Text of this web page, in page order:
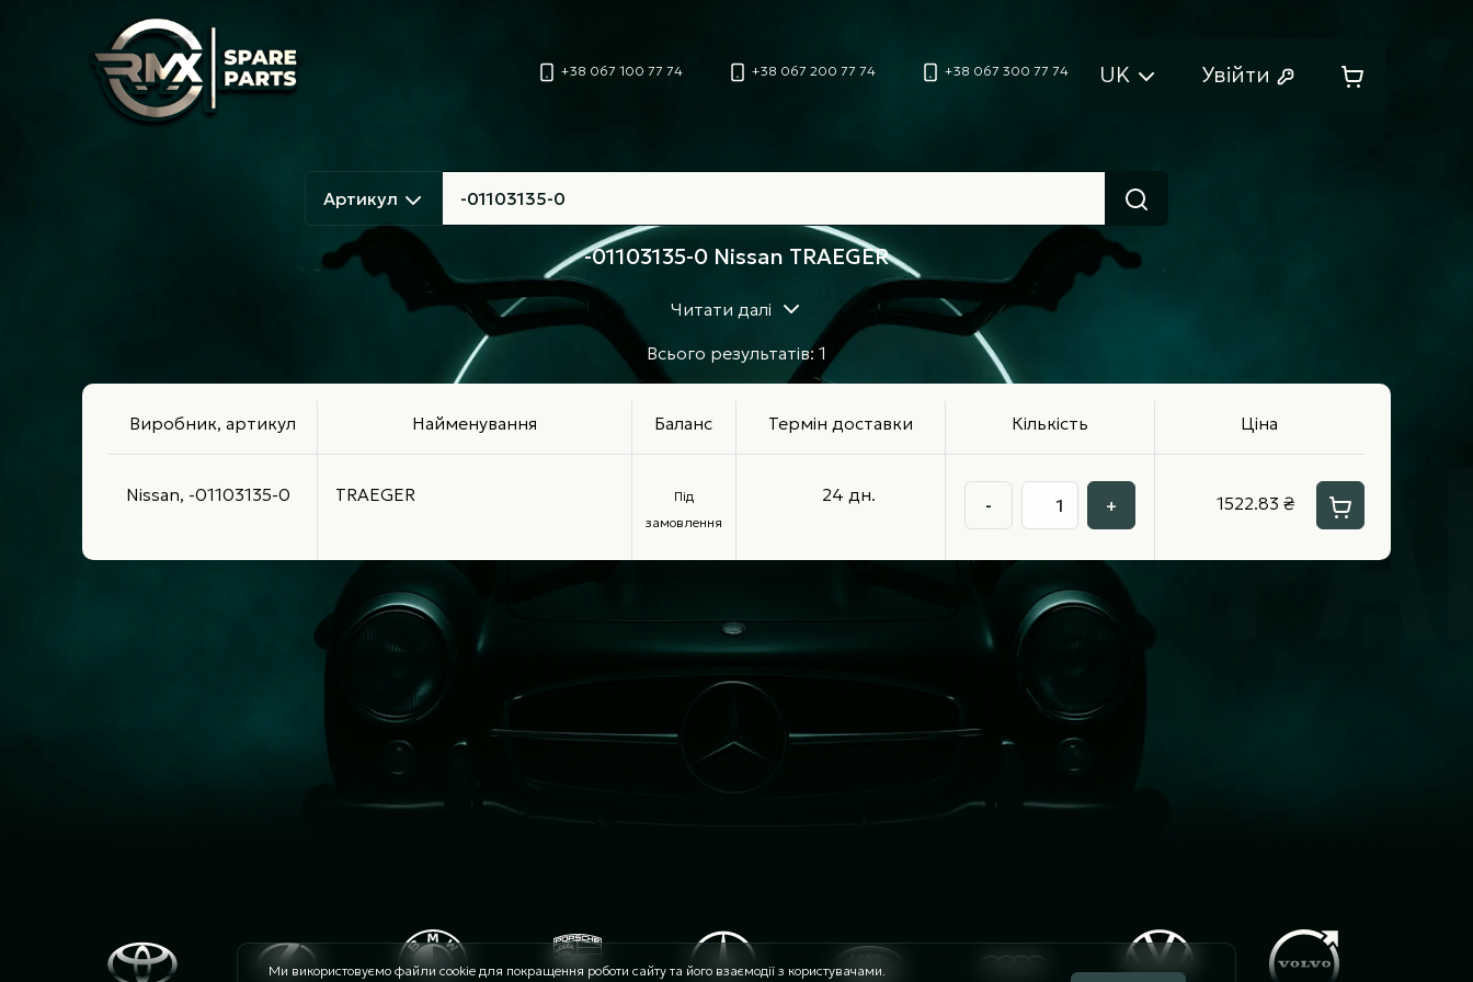
+38 067 100 77 74 +38 067 200 77 74 +38 067 300 77 74 UK Увійти
Артикул
-01103135-0 Nissan TRAEGER
Читати далі
Всього результатів: 1
Виробник, артикул Найменування Баланс Термін доставки Кількість Ціна
Nissan, -01103135-0 TRAEGER
Під
замовлення
24 дн. - + 1522.83 ₴
Ми використовуємо файли cookie для покращення роботи сайту та його взаємодії з користувачами.